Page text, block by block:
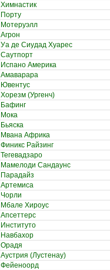
Химнастик
Порту
Мотеруэлл
Агрон
Уа де Сиудад Хуарес
Саутпорт
Испано Америка
Амаварара
Ювентус
Хорезм (Ургенч)
Бафинг
Мока
Бьяска
Мвана Африка
Финикс Райзинг
Тегевадзаро
Мамелоди Сандаунс
Парадайз
Артемиса
Чорли
Мбале Хироус
Апсеттерс
Институто
Навбахор
Орадя
Аустрия (Лустенау)
Фейеноорд